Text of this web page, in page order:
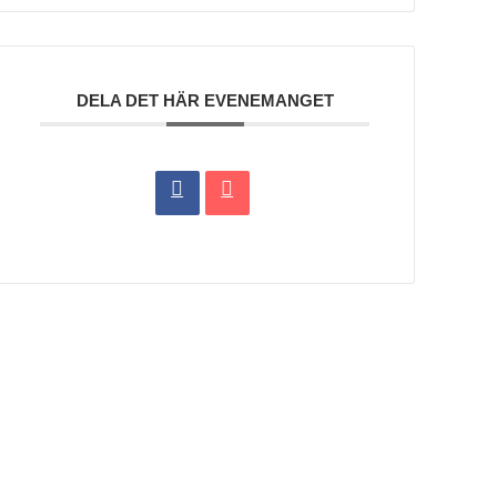
DELA DET HÄR EVENEMANGET